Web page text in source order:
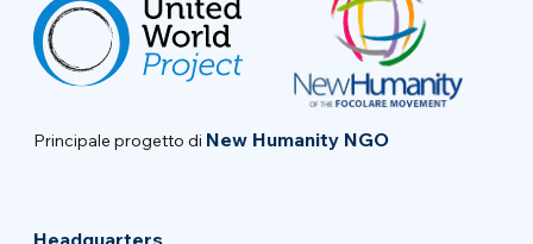
Principale progetto di New Humanity NGO
Headquarters